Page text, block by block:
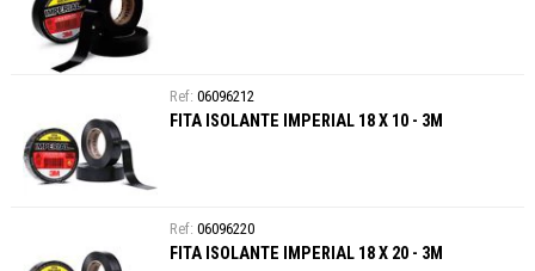
06096212
FITA ISOLANTE IMPERIAL 18 X 10 - 3M
06096220
FITA ISOLANTE IMPERIAL 18 X 20 - 3M